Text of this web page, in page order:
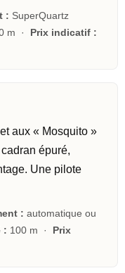
: SuperQuartz
m · Prix indicatif :
aux « Mosquito »
épuré,
Une pilote
: automatique ou
: 100 m · Prix